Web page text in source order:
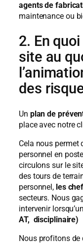
agents de
maintenance ou
2. En
site au
des
Un plan de
place avec notre
Cela nous permet
personnel en
circulons sur le
des tours de
personnel, les
secteurs. Nous
intervenir
AT, disciplinaire)
Nous profitons de